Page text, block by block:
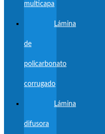
multicapa
Lámina
de
policarbonato
corrugado
Lámina
difusora